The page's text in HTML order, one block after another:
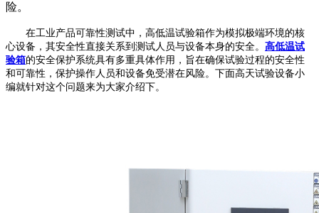
险。
在工业产品可靠性测试中，高低温试验箱作为模拟极端环境的核
心设备，其安全性直接关系到测试人员与设备本身的安全。 高低温试
验箱的安全保护系统具有多重具体作用，旨在确保试验过程的安全性
和可靠性，保护操作人员和设备免受潜在风险。下面高天试验设备小
编就针对这个问题来为大家介绍下。